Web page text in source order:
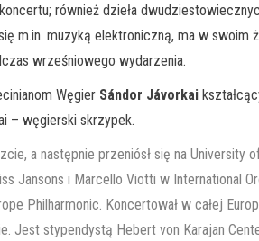
również dzieła
m.in. muzyką elektroniczną, ma w
wrześniowego wydarzenia.
Węgier Sándor Jávorkai
– węgierski skrzypek.
a następnie przeniósł się na
Jansons i Marcello Viotti w International
Philharmonic. Koncertował w całej
Jest stypendystą Hebert von Karajan